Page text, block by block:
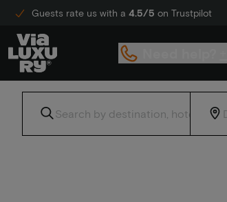
Guests rate us with a 4.5/5 on Trustpilot